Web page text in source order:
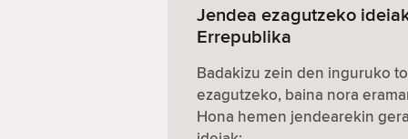
Jendea ezagutzeko
Errepublika
Badakizu zein den inguruko
ezagutzeko, baina nora
Hona hemen jendearekin